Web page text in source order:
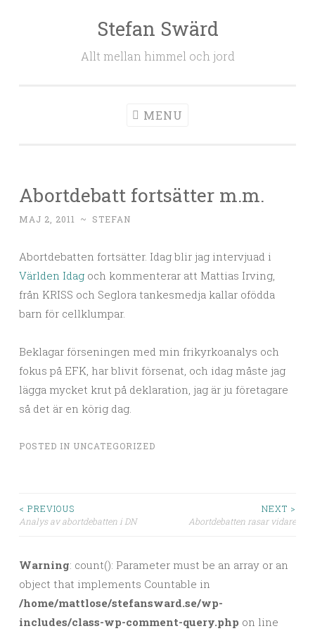
Stefan Swärd
Allt mellan himmel och jord
MENU
Abortdebatt fortsätter m.m.
MAJ 2, 2011 ~ STEFAN
Abortdebatten fortsätter. Idag blir jag intervjuad i
Världen Idag och kommenterar att Mattias Irving,
från KRISS och Seglora tankesmedja kallar ofödda
barn för cellklumpar.
Beklagar förseningen med min frikyrkoanalys och
fokus på EFK, har blivit försenat, och idag måste jag
lägga mycket krut på deklaration, jag är ju företagare
så det är en körig dag.
POSTED IN UNCATEGORIZED
Post navigation
< PREVIOUS
Analys av abortdebatten i DN
NEXT >
Abortdebatten rasar vidare
Warning: count(): Parameter must be an array or an
object that implements Countable in
/home/mattlose/stefansward.se/wp-
includes/class-wp-comment-query.php on line